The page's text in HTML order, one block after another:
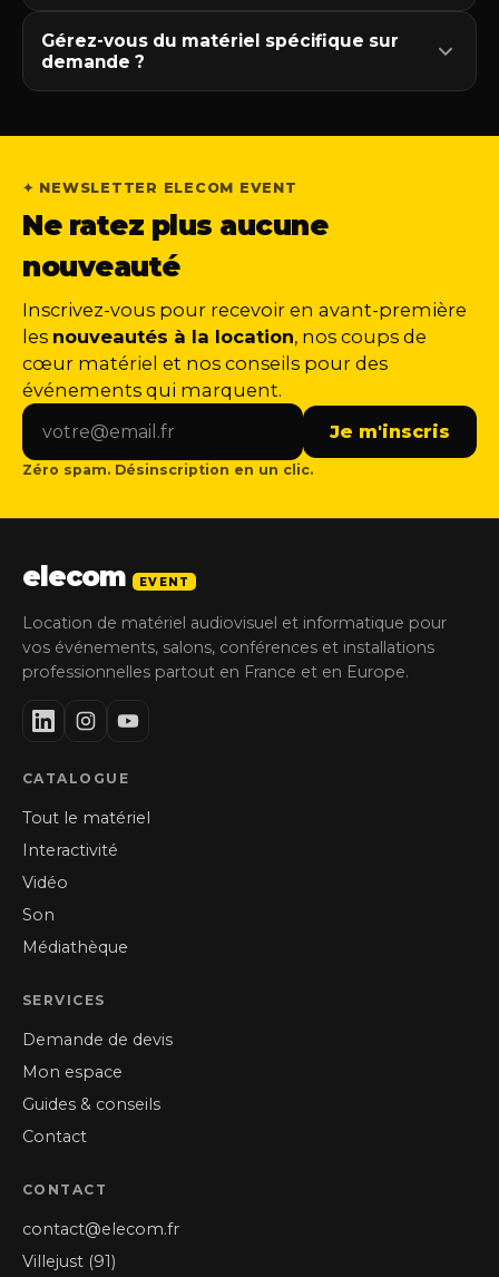
Gérez-vous du matériel spécifique sur
demande ?
✦ NEWSLETTER ELECOM EVENT
Ne ratez plus aucune
nouveauté
Inscrivez-vous pour recevoir en avant-première
les nouveautés à la location, nos coups de
cœur matériel et nos conseils pour des
événements qui marquent.
Je m'inscris
Zéro spam. Désinscription en un clic.
elecom EVENT
Location de matériel audiovisuel et informatique pour
vos événements, salons, conférences et installations
professionnelles partout en France et en Europe.
CATALOGUE
Tout le matériel
Interactivité
Vidéo
Son
Médiathèque
SERVICES
Demande de devis
Mon espace
Guides & conseils
Contact
CONTACT
contact@elecom.fr
Villejust (91)